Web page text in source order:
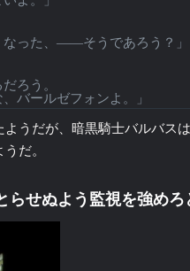
った、――そうであろう？」
ろう。
バールゼフォンよ。」
うだが、暗黒騎士バルバス
だ。
せぬよう監視を強めろ